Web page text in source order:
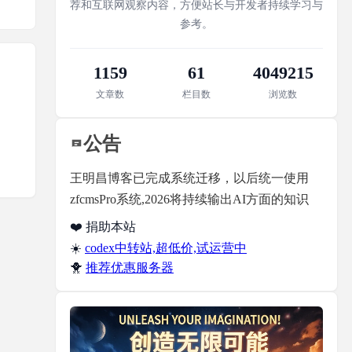
荐和互联网观察内容，方便站长与开发者持续学习与
参考。
1159
文章数
61
栏目数
4049215
浏览数
公告
王明昌博客已完成系统迁移，以后统一使用
zfcmsPro系统,2026将持续输出AI方面的知识
❤️ 捐助本站
☀️ codex中转站,超低价,试运营中
🐥 推荐优惠服务器